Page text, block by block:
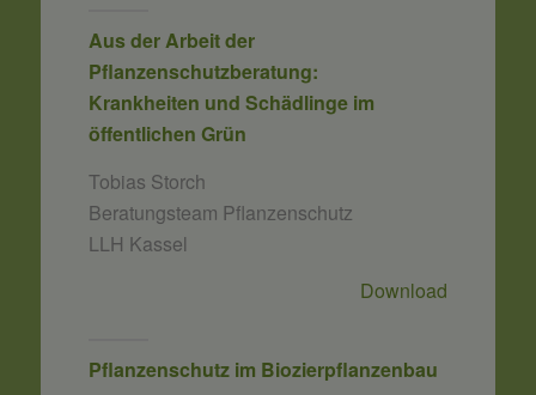
Aus der Arbeit der
Pflanzenschutzberatung:
Krankheiten und Schädlinge im
öffentlichen Grün
Tobias Storch
Beratungsteam Pflanzenschutz
LLH Kassel
Download
Pflanzenschutz im Biozierpflanzenbau